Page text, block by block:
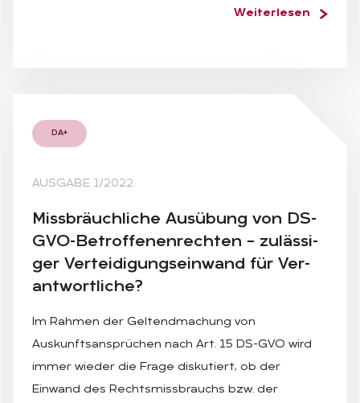
Weiterlesen
DA+
AUSGABE 1/2022
Miss­bräuch­li­che Aus­übung von DS-
GVO-Be­trof­fe­nen­rech­ten – zu­läs­si­
ger Ver­tei­di­gungs­ein­wand für Ver­
ant­wort­li­che?
Im Rahmen der Geltendmachung von
Auskunftsansprüchen nach Art. 15 DS-GVO wird
immer wieder die Frage diskutiert, ob der
Einwand des Rechtsmissbrauchs bzw. der